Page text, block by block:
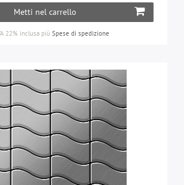
Metti nel carrello
22% inclusapiù Spese di spedizione